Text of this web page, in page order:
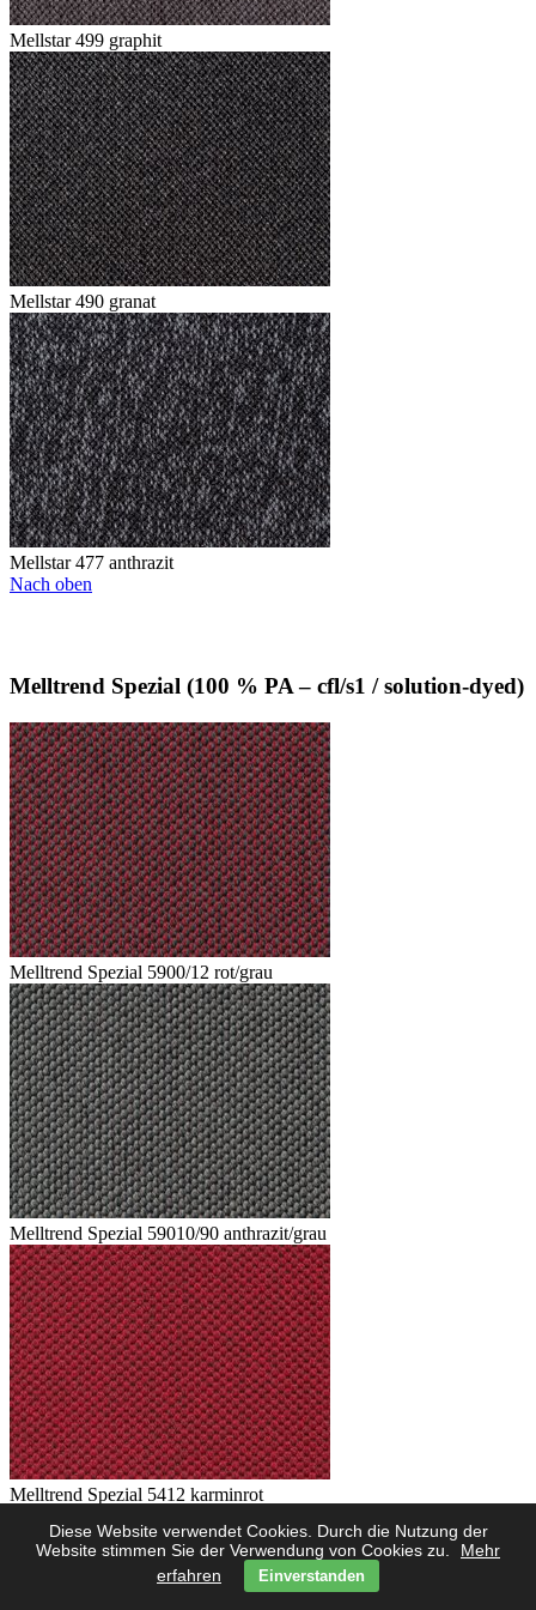
Diese Website verwendet Cookies. Durch die Nutzung der
Website stimmen Sie der Verwendung von Cookies zu.
Mehr
erfahren
Einverstanden
Mellstar 499 graphit
Mellstar 490 granat
Mellstar 477 anthrazit
Nach oben
Melltrend Spezial (100 % PA – cfl/s1 / solution-dyed)
Melltrend Spezial 5900/12 rot/grau
Melltrend Spezial 59010/90 anthrazit/grau
Melltrend Spezial 5412 karminrot